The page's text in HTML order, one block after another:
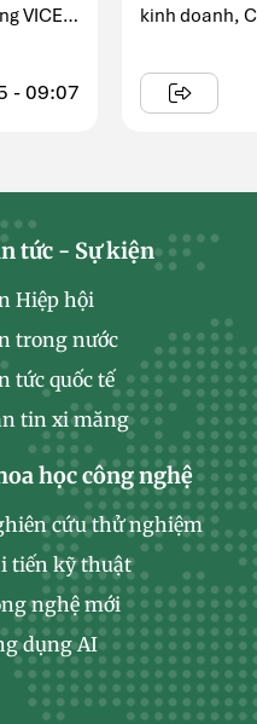
VICEM
- 09:07
kinh doanh,
tức - Sự kiện
Hiệp hội
trong nước
tức quốc tế
tin xi măng
học công nghệ
cứu thử nghiệm
tiến kỹ thuật
nghệ mới
dụng AI